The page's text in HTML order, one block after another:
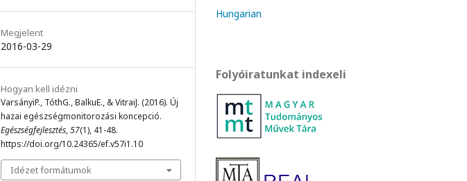
Megjelent
2016-03-29
Hogyan kell idézni
VarsányiP., TóthG., BalkuE., & VitraiJ. (2016). Új
hazai egészségmonitorozási koncepció.
Egészségfejlesztés,57(1), 41-48.
https://doi.org/10.24365/ef.v57i1.10
Idézet formátumok
Hungarian
Folyóiratunkat indexeli